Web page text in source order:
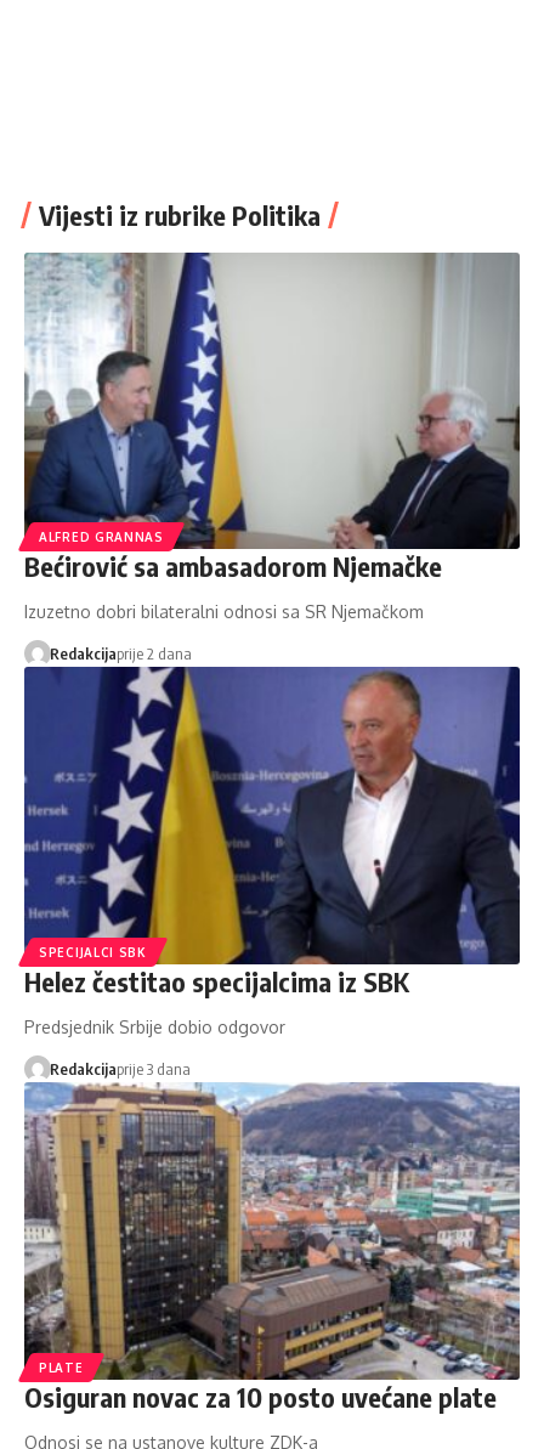
Vijesti iz rubrike Politika
ALFRED GRANNAS
Bećirović sa ambasadorom Njemačke
Izuzetno dobri bilateralni odnosi sa SR Njemačkom
Redakcijaprije 2 dana
SPECIJALCI SBK
Helez čestitao specijalcima iz SBK
Predsjednik Srbije dobio odgovor
Redakcijaprije 3 dana
PLATE
Osiguran novac za 10 posto uvećane plate
Odnosi se na ustanove kulture ZDK-a